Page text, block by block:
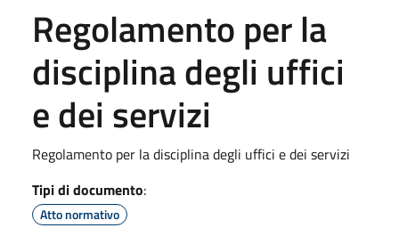
Regolamento per la
disciplina degli uffici
e dei servizi
Regolamento per la disciplina degli uffici e dei servizi
Tipi di documento:
Atto normativo